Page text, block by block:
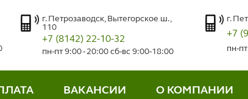
г. Петрозаводск, Вытегорское ш.,
110
+7 (8142) 22-10-32
пн-пт 9:00 - 20:00 сб-вс 9:00-18:00
г.
+7
пн-
ВАКАНСИИ О КОМПАНИИ